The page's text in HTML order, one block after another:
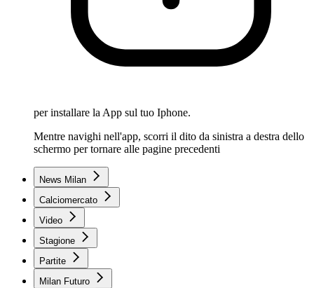
per installare la App sul tuo Iphone.
Mentre navighi nell'app, scorri il dito da sinistra a destra dello
schermo per tornare alle pagine precedenti
News Milan
Calciomercato
Video
Stagione
Partite
Milan Futuro